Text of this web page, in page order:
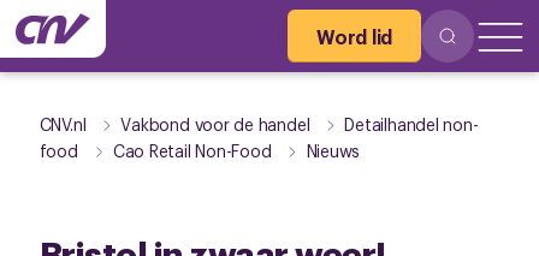
Word lid
CNV.nl Vakbond voor de handel
Detailhandel non-
food
Cao Retail Non-Food Nieuws